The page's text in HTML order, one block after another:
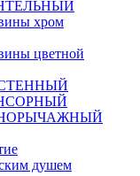
хром
цветной
душем